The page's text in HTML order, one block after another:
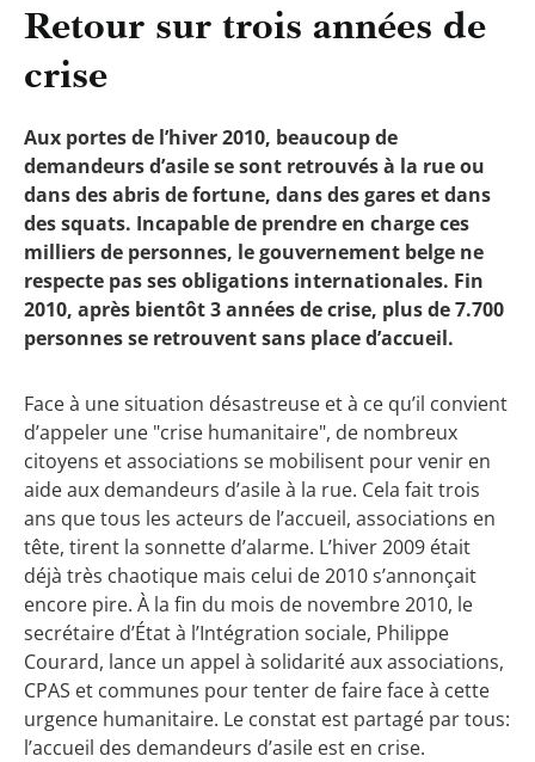
Retour sur trois années de
crise
Aux portes de l’hiver 2010, beaucoup de
demandeurs d’asile se sont retrouvés à la rue ou
dans des abris de fortune, dans des gares et dans
des squats. Incapable de prendre en charge ces
milliers de personnes, le gouvernement belge ne
respecte pas ses obligations internationales. Fin
2010, après bientôt 3 années de crise, plus de 7.700
personnes se retrouvent sans place d’accueil.
Face à une situation désastreuse et à ce qu’il convient
d’appeler une "crise humanitaire", de nombreux
citoyens et associations se mobilisent pour venir en
aide aux demandeurs d’asile à la rue. Cela fait trois
ans que tous les acteurs de l’accueil, associations en
tête, tirent la sonnette d’alarme. L’hiver 2009 était
déjà très chaotique mais celui de 2010 s’annonçait
encore pire. À la fin du mois de novembre 2010, le
secrétaire d’État à l’Intégration sociale, Philippe
Courard, lance un appel à solidarité aux associations,
CPAS et communes pour tenter de faire face à cette
urgence humanitaire. Le constat est partagé par tous:
l’accueil des demandeurs d’asile est en crise.